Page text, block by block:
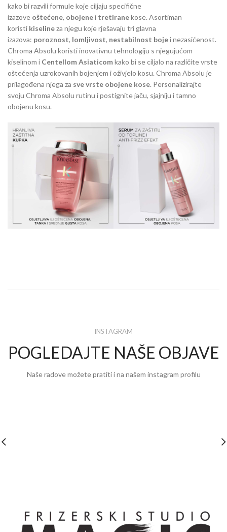
kako bi razvili formule koje ciljaju specifične
izazove oštećene, obojenei tretiranekose. Asortiman
koristi kiselineza njegu koje rješavaju tri glavna
izazova: poroznost, lomljivost, nestabilnost bojei nezasićenost.
Chroma Absolu koristi inovativnu tehnologiju s njegujućom
kiselinom i Centellom Asiaticomkako bi se ciljalo na različite vrste
oštećenja uzrokovanih bojenjem i oživjelo kosu. Chroma Absolu je
prilagođena njega za sve vrste obojene kose. Personalizirajte
svoju Chroma Absolu rutinu i postignite jaču, sjajniju i tamno
obojenu kosu.
INSTAGRAM
POGLEDAJTE NAŠE OBJAVE
Naše radove možete pratiti i na našem instagram profilu